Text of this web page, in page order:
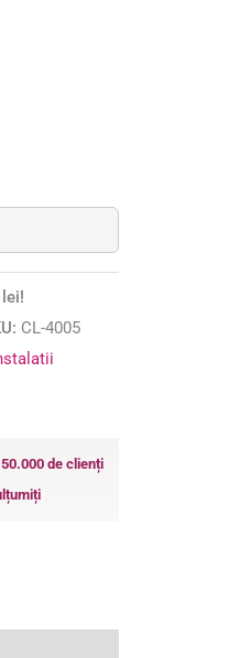
CL-4005
de clienți